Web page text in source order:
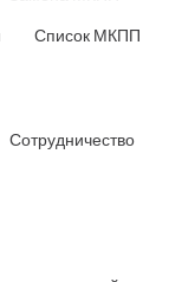
Список МКПП
Сотрудничество